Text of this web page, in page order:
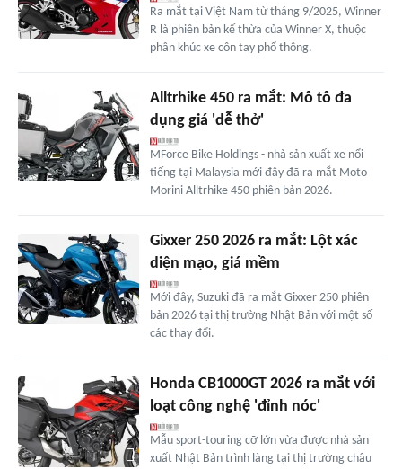
Ra mắt tại Việt Nam từ tháng 9/2025, Winner
R là phiên bản kế thừa của Winner X, thuộc
phân khúc xe côn tay phổ thông.
Alltrhike 450 ra mắt: Mô tô đa
dụng giá 'dễ thở'
MForce Bike Holdings - nhà sản xuất xe nổi
tiếng tại Malaysia mới đây đã ra mắt Moto
Morini Alltrhike 450 phiên bản 2026.
Gixxer 250 2026 ra mắt: Lột xác
diện mạo, giá mềm
Mới đây, Suzuki đã ra mắt Gixxer 250 phiên
bản 2026 tại thị trường Nhật Bản với một số
các thay đổi.
Honda CB1000GT 2026 ra mắt với
loạt công nghệ 'đỉnh nóc'
Mẫu sport-touring cỡ lớn vừa được nhà sản
xuất Nhật Bản trình làng tại thị trường châu